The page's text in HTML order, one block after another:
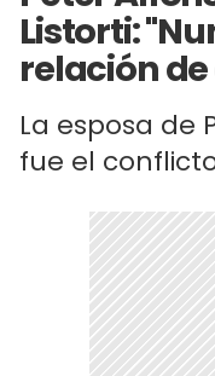
Listorti:
relación
La esposa de
fue el